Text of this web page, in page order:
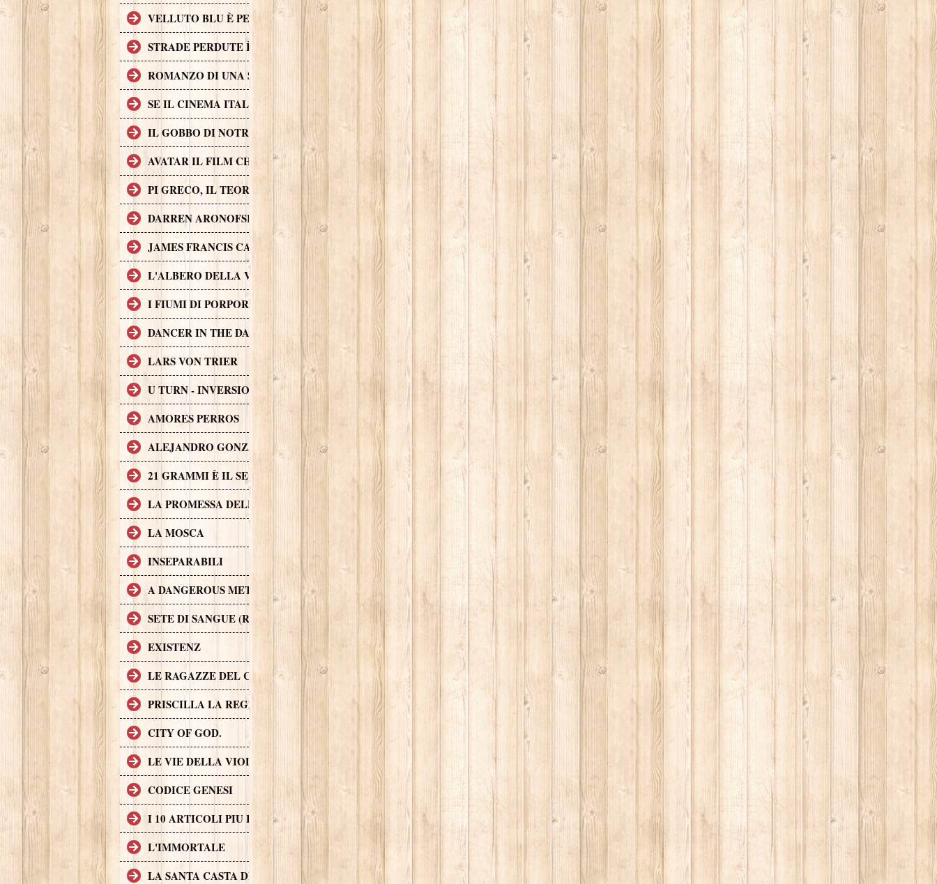
VELLUTO BLU È PER MOLTI ASPETTI UN THRILLER CLASSICO
STRADE PERDUTE È UNA CRIME STORY, CONSIDERABILE UN ESEMPIO DI FILM NOIR MODERNO
ROMANZO DI UNA STRAGE, UN FILM PARZIALE, TROPPO PARZIALE.
SE IL CINEMA ITALIANO DEGLI ULTIMI DECENNI È RIUSCITO A TENERE ALTO IL PROPRIO NOME, È ANCHE MERITO DI MARCO TULLIO GIORDANA.
IL GOBBO DI NOTRE DAME (ANIMAZIONE)
AVATAR IL FILM CHE HA INCASSATO DI PIÙ NELLA STORIA DEL CINEMA
PI GRECO, IL TEOREMA DEL DELIRIO
DARREN ARONOFSKY
JAMES FRANCIS CAMERON
L'ALBERO DELLA VITA
I FIUMI DI PORPORA
DANCER IN THE DARK
LARS VON TRIER
U TURN - INVERSIONE DI MARCIA
AMORES PERROS
ALEJANDRO GONZÁLEZ IÑÁRRITU
21 GRAMMI È IL SECONDO FILM DELLA COSIDDETTA TRILOGIA SULLA MORTE
LA PROMESSA DELL'ASSASSINO
LA MOSCA
INSEPARABILI
A DANGEROUS METHOD
SETE DI SANGUE (RABID)
EXISTENZ
LE RAGAZZE DEL COYOTE UGLY
PRISCILLA LA REGINA DEL DESERTO
CITY OF GOD.
LE VIE DELLA VIOLENZA
CODICE GENESI
I 10 ARTICOLI PIU LETTI SUL SITO RACCOMANDATI SE TI PIACCIONO NEL MESE DI APRILE 2014.
L'IMMORTALE
LA SANTA CASTA DELLA CHIESA